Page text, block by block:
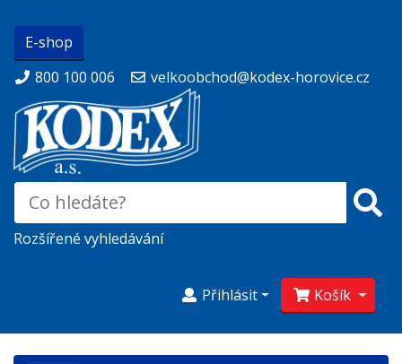
E-shop
800 100 006
velkoobchod@kodex-horovice.cz
Rozšířené vyhledávání
Košík
Přihlásit